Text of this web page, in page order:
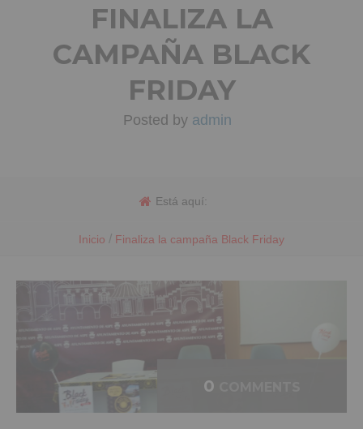
FINALIZA LA
CAMPAÑA BLACK
FRIDAY
Posted by admin
Está aquí:
Inicio / Finaliza la campaña Black Friday
0